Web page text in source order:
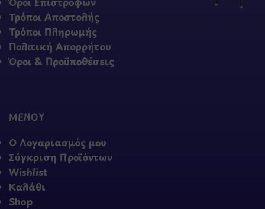
Τρόποι Αποστολής
Τρόποι Πληρωμής
Πολιτική Απορρήτου
Όροι & Προϋποθέσεις
ΜΕΝΟΥ
Ο Λογαριασμός μου
Σύγκριση Προϊόντων
Wishlist
Καλάθι
Shop